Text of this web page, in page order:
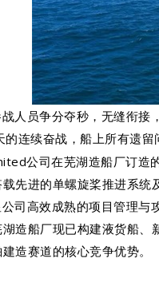
人员争分夺秒，无缝衔接
连续奋战，船上所有遗
公司在芜湖造船厂订
先进的单螺旋桨推进系
司高效成熟的项目管理
造船厂现已构建液货船
造赛道的核心竞争优势。